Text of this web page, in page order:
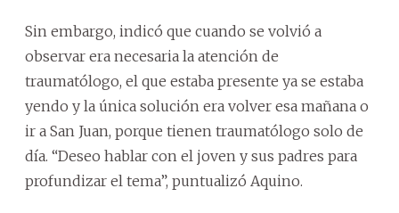
Sin embargo, indicó que cuando se volvió a
observar era necesaria la atención de
traumatólogo, el que estaba presente ya se estaba
yendo y la única solución era volver esa mañana o
ir a San Juan, porque tienen traumatólogo solo de
día. “Deseo hablar con el joven y sus padres para
profundizar el tema”, puntualizó Aquino.